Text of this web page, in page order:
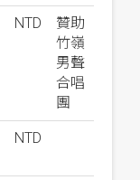
NTD
贊助
竹嶺
男聲
合唱
團
NTD